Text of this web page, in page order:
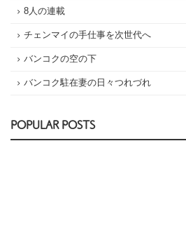
8人の連載
チェンマイの手仕事を次世代へ
バンコクの空の下
バンコク駐在妻の日々つれづれ
POPULAR POSTS